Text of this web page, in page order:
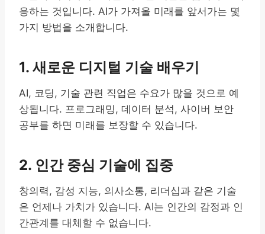
응하는 것입니다. AI가 가져올 미래를 앞서가는 몇
가지 방법을 소개합니다.
1. 새로운 디지털 기술 배우기
AI, 코딩, 기술 관련 직업은 수요가 많을 것으로 예
상됩니다. 프로그래밍, 데이터 분석, 사이버 보안
공부를 하면 미래를 보장할 수 있습니다.
2. 인간 중심 기술에 집중
창의력, 감성 지능, 의사소통, 리더십과 같은 기술
은 언제나 가치가 있습니다. AI는 인간의 감정과 인
간관계를 대체할 수 없습니다.